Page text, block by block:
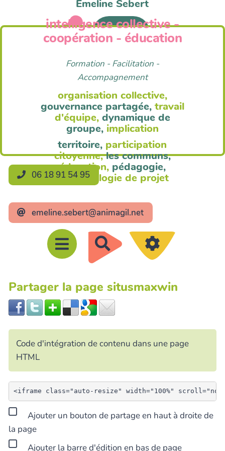
R
e
h
e
r
c
h
r
Anim'Agil
Emeline Sebert
intelligence collective -
coopération - éducation
Formation - Facilitation -
Accompagnement
organisation collective,
gouvernance partagée, travail
d'équipe, dynamique de
groupe, implication
territoire, participation
citoyenne, les communs,
éducation, pédagogie,
méthodologie de projet
06 18 91 54 95
emeline.sebert@animagil.net
Partager la page situsmaxwin
Code d'intégration de contenu dans une page
HTML
Ajouter un bouton de partage en haut à droite de
la page
Ajouter la barre d'édition en bas de page